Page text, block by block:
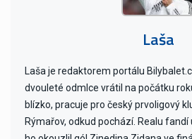
Laša
Laša je redaktorem portálu
dvouleté odmlce vrátil na počátku
blízko, pracuje pro český prvoligový
Rýmařov, odkud pochází. Realu fandí